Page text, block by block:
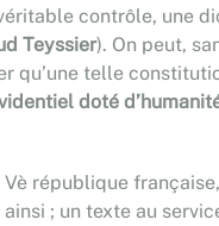
contrôle, une
Teyssier). On peut,
qu’une telle
doté
république
; un texte au